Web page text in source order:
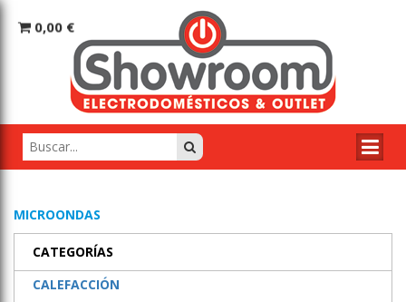
0,00 €
MICROONDAS
CATEGORÍAS
CALEFACCIÓN